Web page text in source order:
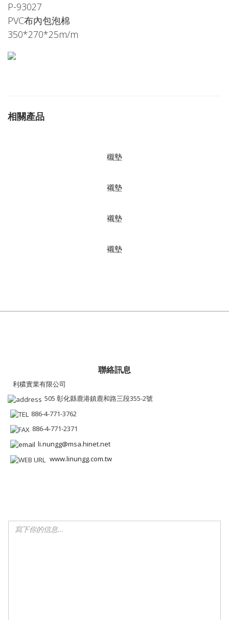
P-93027
PVC布內包泡棉
350*270*25m/m
相關產品
櫬墊
襯墊
襯墊
襯墊
聯絡訊息
利穠實業有限公司
505 彰化縣鹿港鎮鹿和路三段355-2號
886-4-771-3762
886-4-771-2371
li.nungg@msa.hinet.net
www.linungg.com.tw